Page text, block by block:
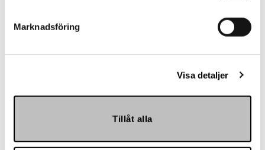
Marknadsföring
Visa detaljer
Tillåt alla